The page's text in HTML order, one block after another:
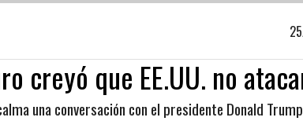
creyó que EE.UU. no
una conversación con el presidente Donald